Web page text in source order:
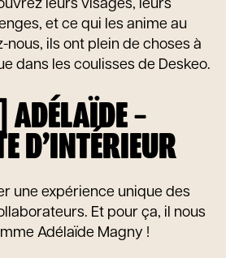
leurs visages, leurs
et ce qui les anime au
nous, ils ont plein de choses à
dans les coulisses de Deskeo.
ADÉLAÏDE –
D’INTÉRIEUR
une expérience unique des
Et pour ça, il nous
Adélaïde Magny !